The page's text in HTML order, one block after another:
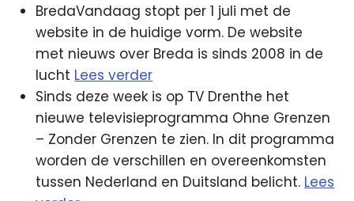
BredaVandaag stopt per 1 juli met de
website in de huidige vorm. De website
met nieuws over Breda is sinds 2008 in de
lucht Lees verder
Sinds deze week is op TV Drenthe het
nieuwe televisieprogramma Ohne Grenzen
– Zonder Grenzen te zien. In dit programma
worden de verschillen en overeenkomsten
tussen Nederland en Duitsland belicht. Lees